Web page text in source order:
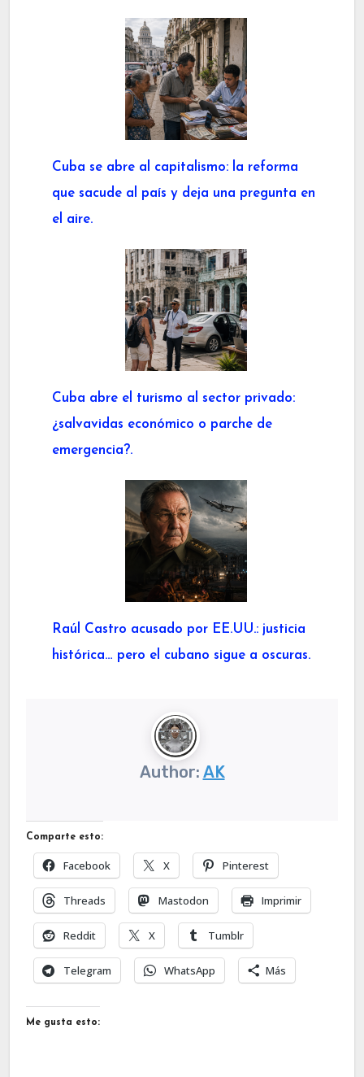
Cuba se abre al capitalismo: la reforma
que sacude al país y deja una pregunta en
el aire.
Cuba abre el turismo al sector privado:
¿salvavidas económico o parche de
emergencia?.
Raúl Castro acusado por EE.UU.: justicia
histórica… pero el cubano sigue a oscuras.
Author: AK
Comparte esto:
Facebook X Pinterest
Threads Mastodon Imprimir
Reddit X Tumblr
Telegram WhatsApp Más
Me gusta esto: